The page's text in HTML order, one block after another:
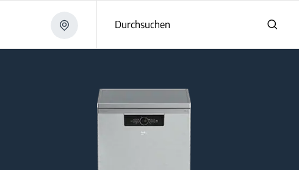
Durchsuchen